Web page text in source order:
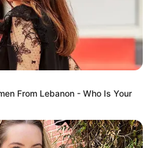
From Lebanon - Who Is Your